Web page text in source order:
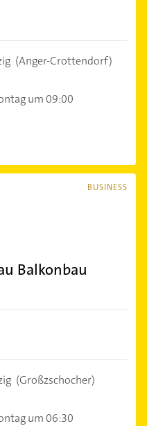
(Anger-Crottendorf)
um 09:00
BUSINESS
Balkonbau
(Großzschocher)
um 06:30